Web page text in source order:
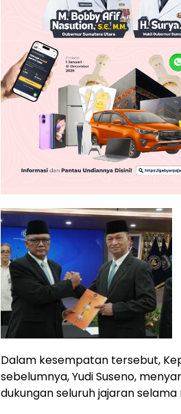
Dalam kesempatan tersebut,
sebelumnya, Yudi Suseno,
dukungan seluruh jajaran